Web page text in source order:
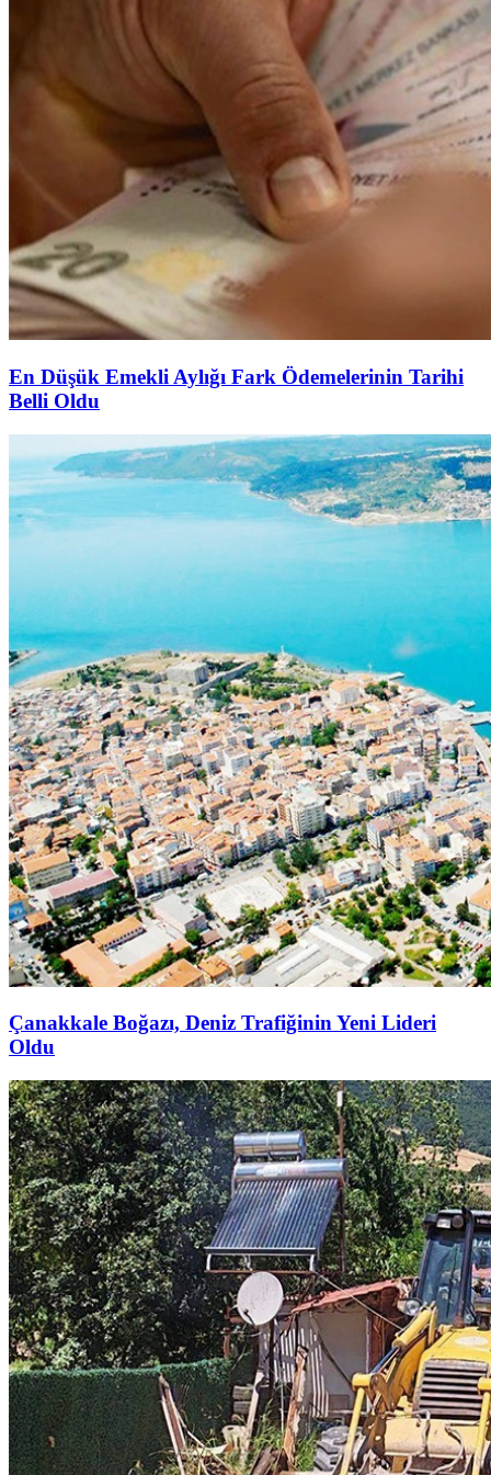
En Düşük Emekli Aylığı Fark Ödemelerinin Tarihi
Belli Oldu
Çanakkale Boğazı, Deniz Trafiğinin Yeni Lideri
Oldu